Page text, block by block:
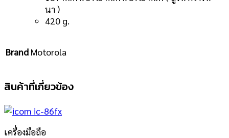
นา)
420 g.
Brand Motorola
สินค้าที่เกี่ยวข้อง
เครื่องมือถือ